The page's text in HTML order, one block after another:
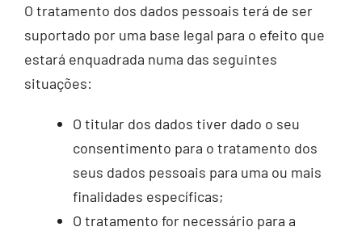
O tratamento dos dados pessoais terá de ser
suportado por uma base legal para o efeito que
estará enquadrada numa das seguintes
situações:
O titular dos dados tiver dado o seu
consentimento para o tratamento dos
seus dados pessoais para uma ou mais
finalidades específicas;
O tratamento for necessário para a